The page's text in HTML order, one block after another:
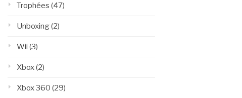
Trophées (47)
Unboxing(2)
Wii (3)
Xbox(2)
Xbox 360 (29)